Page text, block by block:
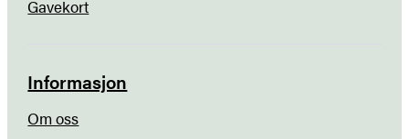
Gavekort
Informasjon
Om oss